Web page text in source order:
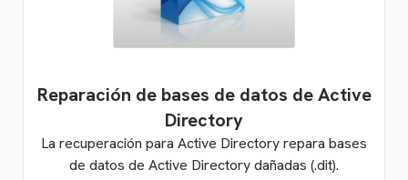
Reparación de bases de datos de Active
Directory
La recuperación para Active Directory repara bases
de datos de Active Directory dañadas (.dit).